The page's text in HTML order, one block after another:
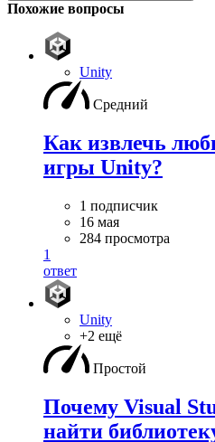
Похожие вопросы
Unity
Средний
Как извлечь
игры Unity?
1 подписчик
16 мая
284 просмотра
1
ответ
Unity
+2 ещё
Простой
Почему Visual
найти